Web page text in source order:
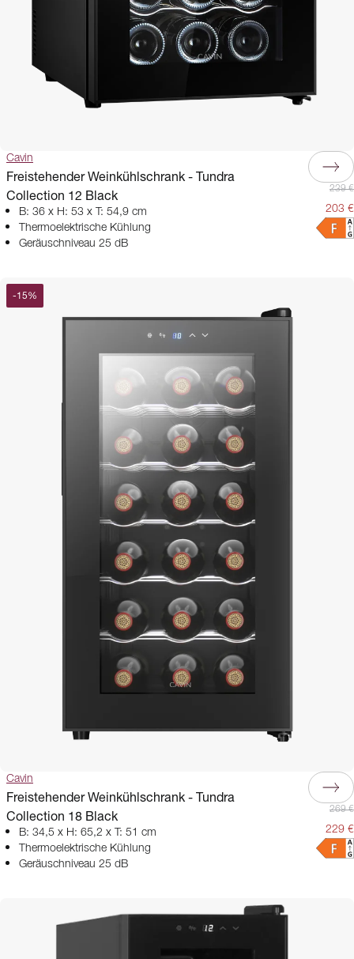
Cavin
Freistehender Weinkühlschrank - Tundra
Collection 12 Black
B: 36 x H: 53 x T: 54,9 cm
Thermoelektrische Kühlung
Geräuschniveau 25 dB
239 €
203 €
-15%
Cavin
Freistehender Weinkühlschrank - Tundra
Collection 18 Black
B: 34,5 x H: 65,2 x T: 51 cm
Thermoelektrische Kühlung
Geräuschniveau 25 dB
269 €
229 €